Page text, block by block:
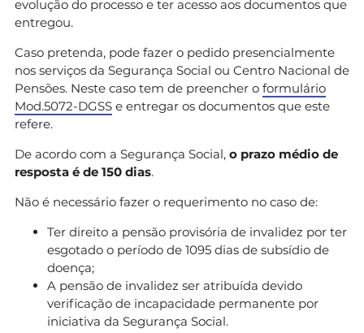
evolução do processo e ter acesso aos documentos que
entregou.
Caso pretenda, pode fazer o pedido presencialmente
nos serviços da Segurança Social ou Centro Nacional de
Pensões. Neste caso tem de preencher o formulário
Mod.5072-DGSS e entregar os documentos que este
refere.
De acordo com a Segurança Social, o prazo médio de
resposta é de 150 dias.
Não é necessário fazer o requerimento no caso de:
Ter direito a pensão provisória de invalidez por ter
esgotado o período de 1095 dias de subsídio de
doença;
A pensão de invalidez ser atribuída devido
verificação de incapacidade permanente por
iniciativa da Segurança Social.